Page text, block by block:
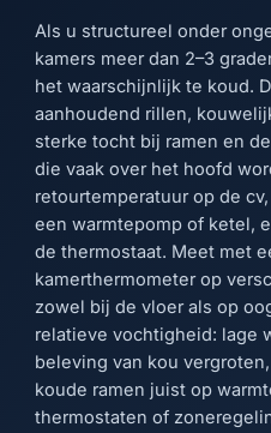
Als u structureel onder
kamers meer dan 2–3
het waarschijnlijk te koud.
aanhoudend rillen,
sterke tocht bij ramen en
die vaak over het hoofd
retourtemperatuur op de
een warmtepomp of ketel,
de thermostaat. Meet met
kamerthermometer op
zowel bij de vloer als op
relatieve vochtigheid: lage
beleving van kou
koude ramen juist op
thermostaten of